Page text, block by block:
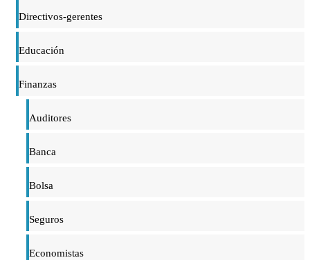
Directivos-gerentes
Educación
Finanzas
Auditores
Banca
Bolsa
Seguros
Economistas